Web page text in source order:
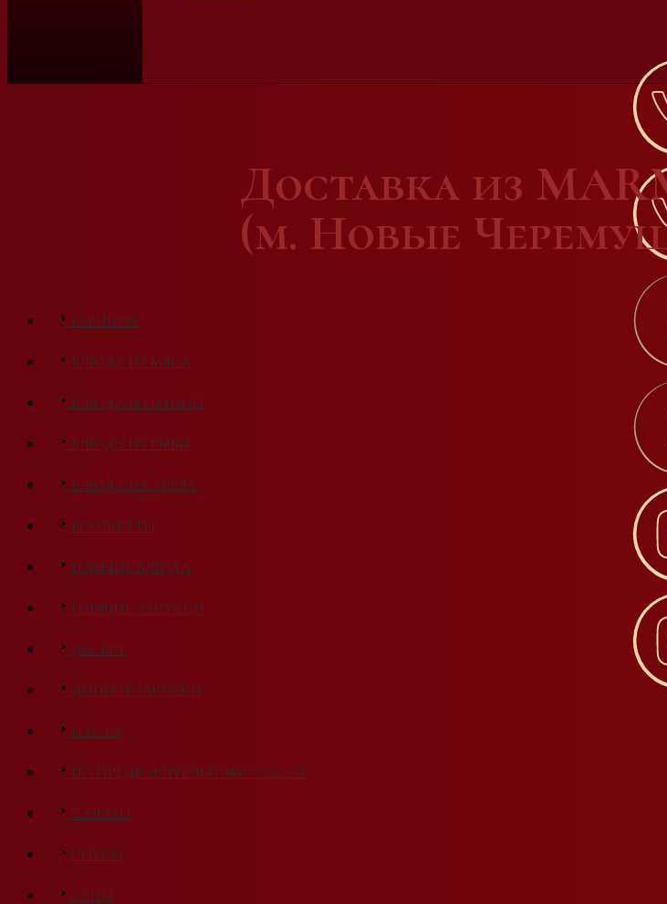
Доставка из
(м. Новые
ГАРНИРЫ
БЛЮДА ИЗ МЯСА
БЛЮДА ИЗ ПТИЦЫ
БЛЮДА ИЗ РЫБЫ
БЛЮДА НА УГЛЯХ
БРУСКЕТТЫ
ГОРЯЧИЕ БЛЮДА
ГОРЯЧИЕ ЗАКУСКИ
ДЕСЕРТ
ДИПЫ И ЗАКУСКИ
ПАСТА
ПО ПРЕДВАРИТЕЛЬНОМУ ЗАКАЗУ
САЛАТЫ
СОУСЫ
СУПЫ